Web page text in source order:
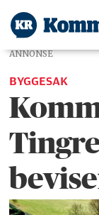
ANNONSE
BYGGESAK